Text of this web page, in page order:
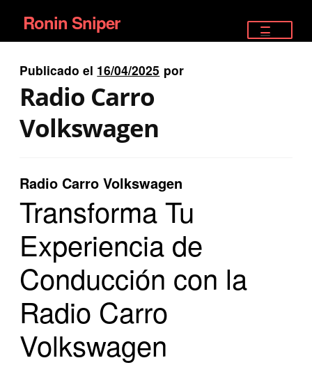
Ir
a
la
navegación
Ir
al
contenido
Ronin Sniper
EQUIPAMIENTO ÉLITE
PISTOLAS
SATELITALES
Publicado el 16/04/2025 por
Radio Carro
Volkswagen
Radio Carro Volkswagen
Transforma Tu
Experiencia de
Conducción con la
Radio Carro
Volkswagen